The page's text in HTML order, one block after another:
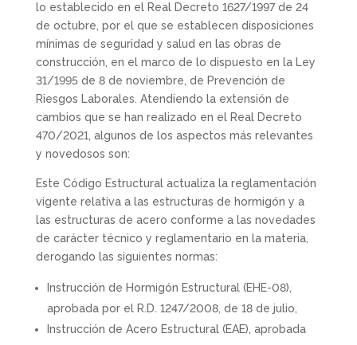
lo establecido en el Real Decreto 1627/1997 de 24
de octubre, por el que se establecen disposiciones
mínimas de seguridad y salud en las obras de
construcción, en el marco de lo dispuesto en la Ley
31/1995 de 8 de noviembre, de Prevención de
Riesgos Laborales. Atendiendo la extensión de
cambios que se han realizado en el Real Decreto
470/2021, algunos de los aspectos más relevantes
y novedosos son:
Este Código Estructural actualiza la reglamentación
vigente relativa a las estructuras de hormigón y a
las estructuras de acero conforme a las novedades
de carácter técnico y reglamentario en la materia,
derogando las siguientes normas:
Instrucción de Hormigón Estructural (EHE-08),
aprobada por el R.D. 1247/2008, de 18 de julio,
Instrucción de Acero Estructural (EAE), aprobada